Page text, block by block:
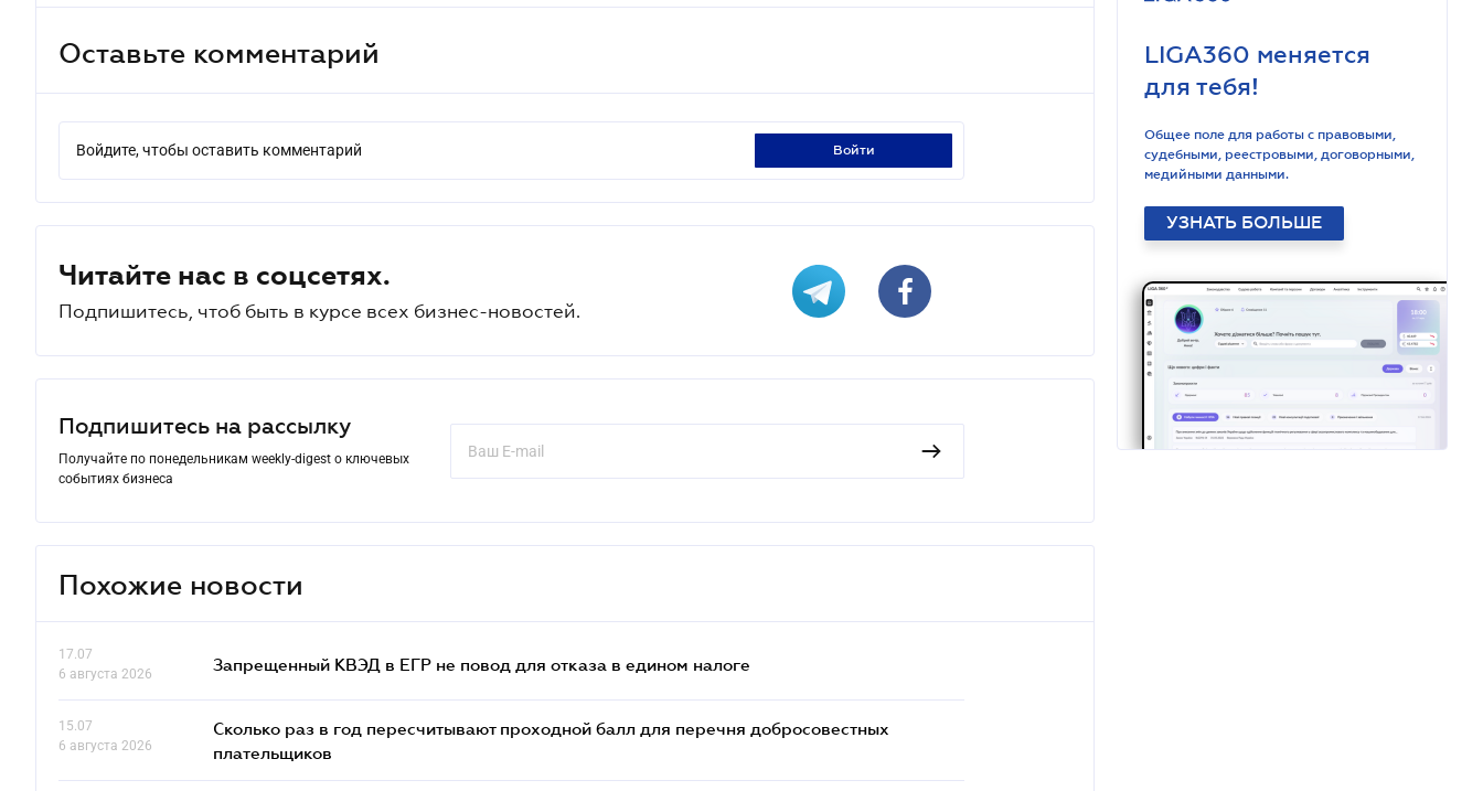
Оставьте комментарий
Войдите, чтобы оставить комментарий войти
Читайте нас в соцсетях.
Подпишитесь, чтоб быть в курсе всех бизнес-новостей.
Подпишитесь на рассылку
Получайте по понедельникам weekly-digest о ключевых
событиях бизнеса
Похожие новости
17.07
6 августа 2026
Запрещенный КВЭД в ЕГР не повод для отказа в едином налоге
15.07
6 августа 2026
Сколько раз в год пересчитывают проходной балл для перечня добросовестных
плательщиков
LIGA360 меняется
для тебя!
Общее поле для работы с правовыми,
судебными, реестровыми, договорными,
медийными данными.
УЗНАТЬ БОЛЬШЕ